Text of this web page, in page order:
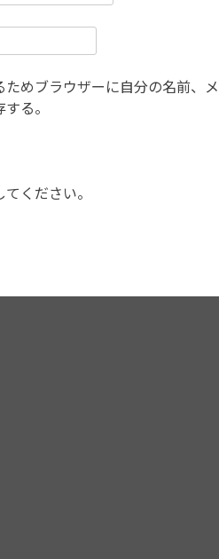
めブラウザーに自分の名前、メ
る。
ください。